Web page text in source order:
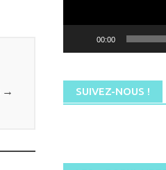
→
00:00
SUIVEZ-NOUS !